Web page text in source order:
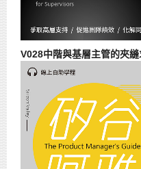
V028中階與基層主管的夾